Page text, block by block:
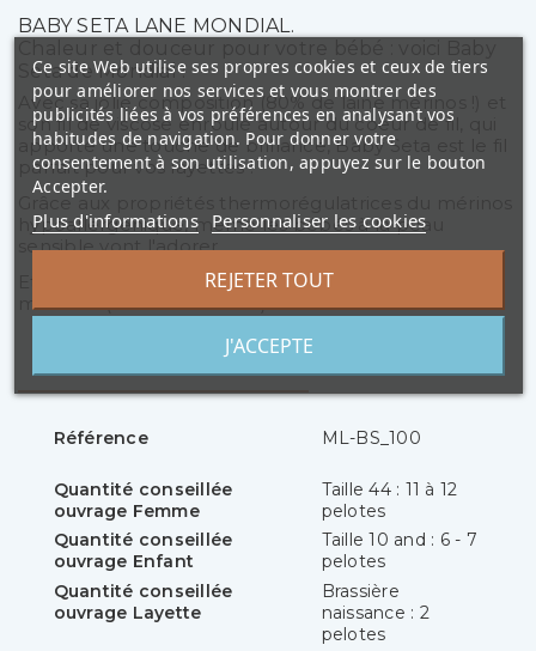
BABY SETA LANE MONDIAL.
Seta de Mondial !
Avec sa jolie composition (80% de laine mérinos !) et
son fil de viscose enroulé autour du coeur de fil, qui
apporte une touche de brillance, Baby Seta est le fil
parfait pour vos layettes !
Grâce aux propriétés thermorégulatrices du mérinos
hypoallergénique, même les bébés à la peau
sensible vont l'adorer...
Et les parents aussi, puisque Baby Seta passe en
machine (à 30° maximum) !
Détails du produit
Référence ML-BS_100
Quantité conseillée
ouvrage Femme
Taille 44 : 11 à 12
pelotes
Quantité conseillée
ouvrage Enfant
Taille 10 and : 6 - 7
pelotes
Quantité conseillée
ouvrage Layette
Brassière
naissance : 2
pelotes
Ce site Web utilise ses propres cookies et ceux de tiers
pour améliorer nos services et vous montrer des
publicités liées à vos préférences en analysant vos
habitudes de navigation. Pour donner votre
consentement à son utilisation, appuyez sur le bouton
Accepter.
Plus d'informations Personnaliser les cookies
REJETER TOUT
J'ACCEPTE